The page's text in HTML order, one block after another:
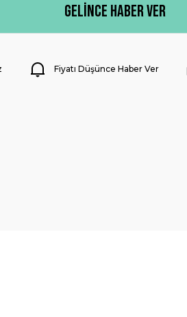
Gelince Haber Ver
Fiyatı Düşünce Haber Ver